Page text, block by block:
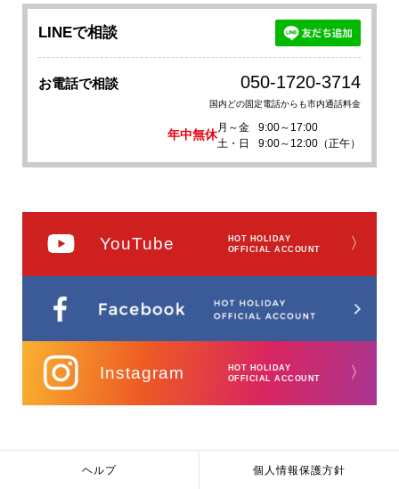
LINEで相談
お電話で相談 050-1720-3714
国内どの固定電話からも市内通話料金
年中無休
月～金
9:00～17:00
土・日
9:00～12:00（正午）
YouTube
HOT HOLIDAY
OFFICIAL ACCOUNT
〉
Instagram
HOT HOLIDAY
OFFICIAL ACCOUNT
〉
ヘルプ 個人情報保護方針